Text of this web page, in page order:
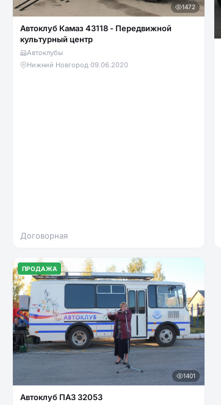
1472
Автоклуб Камаз 43118 - Передвижной
культурный центр
Автоклубы
Нижний Новгород·09.06.2020
Договорная
ПРОДАЖА
1401
Автоклуб ПАЗ 32053